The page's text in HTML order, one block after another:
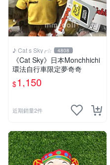
♪ Cat s Sky╭☆ 4808
《Cat Sky》日本Monchhichi
環法自行車限定夢奇奇
$1,150
近期銷量2件